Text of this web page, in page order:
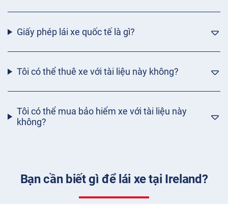
Giấy phép lái xe quốc tế là gì?
Tôi có thể thuê xe với tài liệu này không?
Tôi có thể mua bảo hiểm xe với tài liệu này
không?
Bạn cần biết gì để lái xe tại Ireland?